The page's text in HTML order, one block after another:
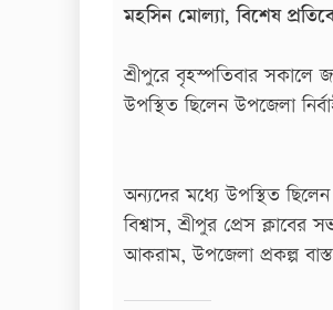
মহসিন মোল্যা, বিশেষ
শ্রীপুরে বৃহস্পতিবার
উপস্থিত ছিলেন উপজেলা
অন্যদের মধ্যে উপস্থিত
বিশ্বাস, শ্রীপুর প্রেস
আকরাম, উপজেলা প্রকল্প